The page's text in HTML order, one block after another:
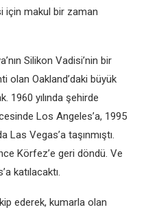
için makul bir zaman
Silikon Vadisi’nin bir
olan Oakland’daki büyük
1960 yılında şehirde
Los Angeles’a, 1995
Las Vegas’a taşınmıştı.
Körfez’e geri döndü. Ve
katılacaktı.
ederek, kumarla olan